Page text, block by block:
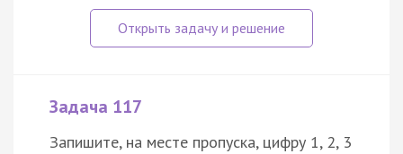
Задача 117
Запишите, на месте пропуска, цифру 1, 2, 3